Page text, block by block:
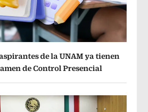
de la UNAM ya tienen
de Control Presencial